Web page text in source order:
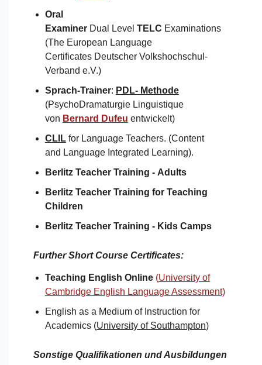
Oral
ExaminerDual Level TELC Examinations
(The European Language
Certificates Deutscher Volkshochschul-
Verband e.V.)
Sprach-Trainer: PDL- Methode
(PsychoDramaturgie Linguistique
von Bernard Dufeu entwickelt)
CLILfor Language Teachers. (Content
and Language Integrated Learning).
Berlitz Teacher Training - Adults
Berlitz Teacher Training for Teaching
Children
Berlitz Teacher Training - Kids Camps​
Further Short Course Certificates:
Teaching English Online(University of
Cambridge English Language Assessment)
English as a Medium of Instruction for
Academics (University of Southampton)​
Sonstige Qualifikationen und Ausbildungen